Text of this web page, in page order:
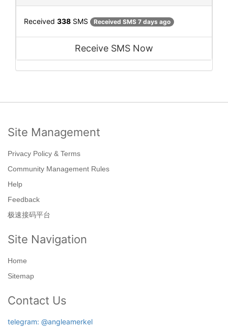
Received 338 SMS Received SMS 7 days ago
Receive SMS Now
Site Management
Privacy Policy & Terms
Community Management Rules
Help
Feedback
极速接码平台
Site Navigation
Home
Sitemap
Contact Us
telegram: @angleamerkel